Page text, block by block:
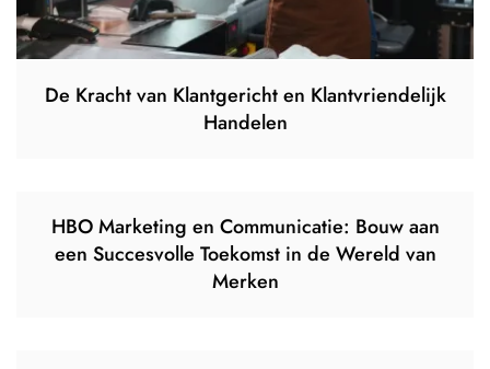
De Kracht van Klantgericht en Klantvriendelijk
Handelen
HBO Marketing en Communicatie: Bouw aan
een Succesvolle Toekomst in de Wereld van
Merken